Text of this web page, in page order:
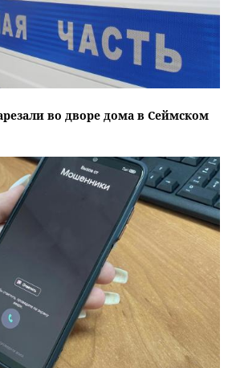
во дворе дома в Сеймском